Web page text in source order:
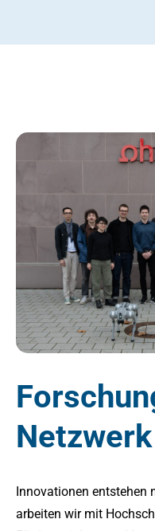
Netzwerk
Innovationen entstehen
arbeiten wir mit